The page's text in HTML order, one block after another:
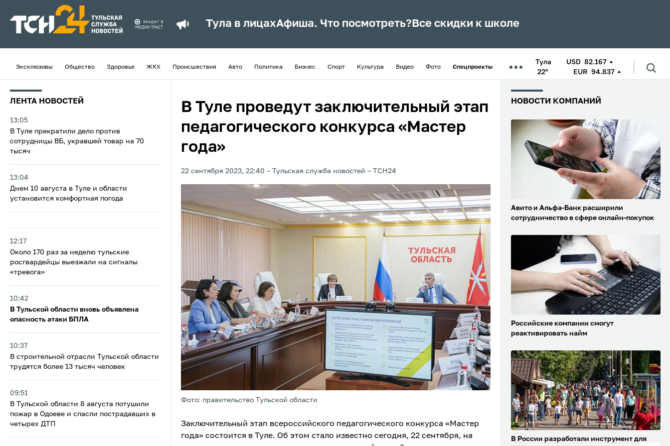
Тула в лицахАфиша. Что посмотреть? Все скидки к школе
Эксклюзивы Общество Здоровье ЖКХ Происшествия Авто Политика Бизнес Спорт Культура Видео Фото Спецпроекты
Тула
22°
USD 82.167
EUR 94.837
ЛЕНТА НОВОСТЕЙ
13:05
В Туле прекратили дело против
сотрудницы ВБ, укравшей товар на 70
тысяч
13:04
Днем 10 августа в Туле и области
установится комфортная погода
12:17
Около 170 раз за неделю тульские
росгвардейцы выезжали на сигналы
«тревога»
10:42
В Тульской области вновь объявлена
опасность атаки БПЛА
10:37
В строительной отрасли Тульской области
трудятся более 13 тысяч человек
09:51
В Тульской области 8 августа потушили
пожар в Одоеве и спасли пострадавших в
четырех ДТП
В Туле проведут заключительный этап
педагогического конкурса «Мастер
года»
22 сентября 2023, 22:40 Тульская служба новостей ТСН24
Фото: правительство Тульской области
Заключительный этап всероссийского педагогического конкурса «Мастер
года» состоится в Туле. Об этом стало известно сегодня, 22 сентября, на
НОВОСТИ КОМПАНИЙ
Авито и Альфа-Банк расширили
сотрудничество в сфере онлайн-покупок
Российские компании смогут
реактивировать найм
В России разработали инструмент для